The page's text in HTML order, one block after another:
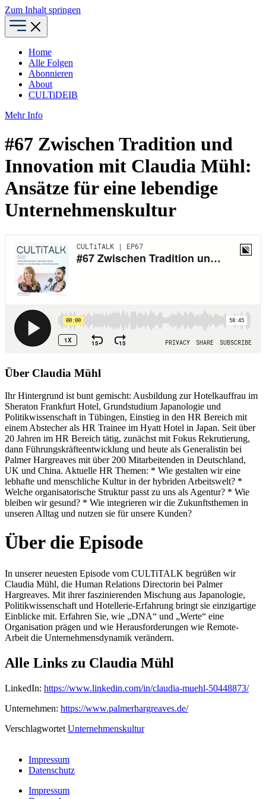
Zum Inhalt springen
Home
Alle Folgen
Abonnieren
About
CULTiDEIB
Mehr Info
#67 Zwischen Tradition und
Innovation mit Claudia Mühl:
Ansätze für eine lebendige
Unternehmenskultur
Über Claudia Mühl
Ihr Hintergrund ist bunt gemischt: Ausbildung zur Hotelkauffrau im
Sheraton Frankfurt Hotel, Grundstudium Japanologie und
Politikwissenschaft in Tübingen, Einstieg in den HR Bereich mit
einem Abstecher als HR Trainee im Hyatt Hotel in Japan. Seit über
20 Jahren im HR Bereich tätig, zunächst mit Fokus Rekrutierung,
dann Führungskräfteentwicklung und heute als Generalistin bei
Palmer Hargreaves mit über 200 Mitarbeitenden in Deutschland,
UK und China. Aktuelle HR Themen: * Wie gestalten wir eine
lebhafte und menschliche Kultur in der hybriden Arbeitswelt? *
Welche organisatorische Struktur passt zu uns als Agentur? * Wie
bleiben wir gesund? * Wie integrieren wir die Zukunftsthemen in
unseren Alltag und nutzen sie für unsere Kunden?
Über die Episode
In unserer neuesten Episode vom CULTiTALK begrüßen wir
Claudia Mühl, die Human Relations Directorin bei Palmer
Hargreaves. Mit ihrer faszinierenden Mischung aus Japanologie,
Politikwissenschaft und Hotellerie-Erfahrung bringt sie einzigartige
Einblicke mit. Erfahren Sie, wie „DNA“ und „Werte“ eine
Organisation prägen und wie Herausforderungen wie Remote-
Arbeit die Unternehmensdynamik verändern.
Alle Links zu Claudia Mühl
LinkedIn: https://www.linkedin.com/in/claudia-muehl-50448873/
Unternehmen: https://www.palmerhargreaves.de/
Verschlagwortet Unternehmenskultur
Impressum
Datenschutz
Impressum